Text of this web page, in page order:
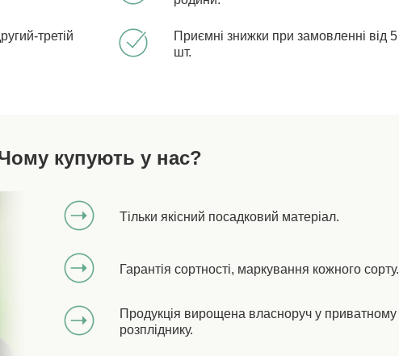
третій
Приємні знижки при замовленні від 5
шт.
купують у нас?
Тільки якісний посадковий матеріал.
Гарантія сортності, маркування кожного сорту.
Продукція вирощена власноруч у приватному
розпліднику.